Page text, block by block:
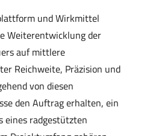
und Wirkmittel
Weiterentwicklung der
auf mittlere
Reichweite, Präzision und
von diesen
den Auftrag erhalten, ein
eines radgestützten